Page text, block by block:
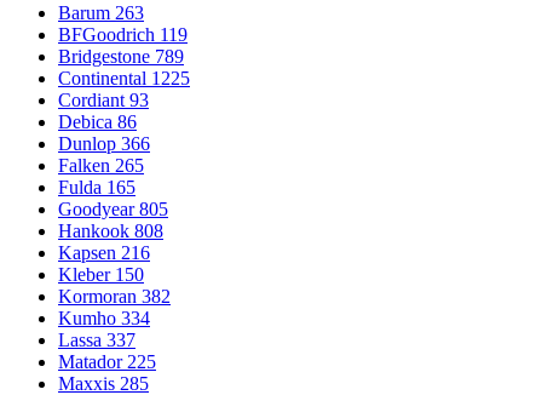
Barum 263
BFGoodrich 119
Bridgestone 789
Continental 1225
Cordiant 93
Debica 86
Dunlop 366
Falken 265
Fulda 165
Goodyear 805
Hankook 808
Kapsen 216
Kleber 150
Kormoran 382
Kumho 334
Lassa 337
Matador 225
Maxxis 285